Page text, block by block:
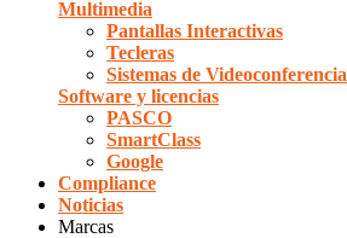
Multimedia
Pantallas Interactivas
Tecleras
Sistemas de Videoconferencia
Software y licencias
PASCO
SmartClass
Google
Compliance
Noticias
Marcas